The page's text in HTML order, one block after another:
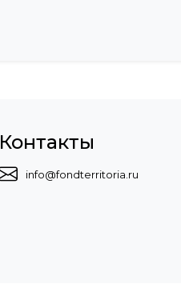
Контакты
info@fondterritoria.ru